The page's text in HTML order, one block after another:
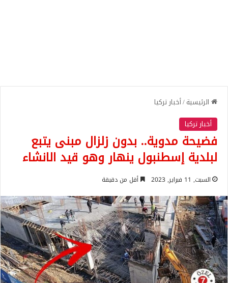
الرئيسية/أخبار تركيا
أخبار تركيا
فضيحة مدوية.. بدون زلزال مبنى يتبع
لبلدية إسطنبول ينهار وهو قيد الانشاء
السبت, 11 فبراير, 2023 أقل من دقيقة